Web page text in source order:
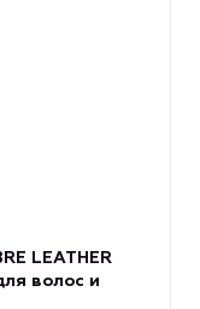
LEATHER
волос и